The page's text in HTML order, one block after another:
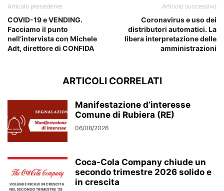
Articolo precedente
COVID-19 e VENDING.
Facciamo il punto
nell’intervista con Michele
Adt, direttore di CONFIDA
Articolo successivo
Coronavirus e uso dei
distributori automatici. La
libera interpretazione delle
amministrazioni
ARTICOLI CORRELATI
Manifestazione d’interesse
Comune di Rubiera (RE)
06/08/2026
Coca-Cola Company chiude un
secondo trimestre 2026 solido e
in crescita